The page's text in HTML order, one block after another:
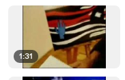
1:31